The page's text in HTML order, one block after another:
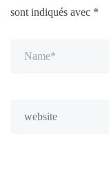
sont indiqués avec *